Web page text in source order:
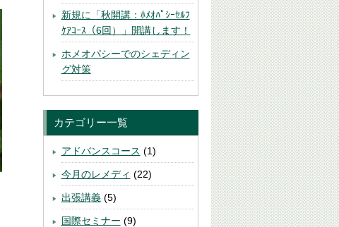
新規に「秋開講：ﾎﾒｵﾊﾟｼｰｾﾙﾌ
ｹｱｺｰｽ（6回）」開講します！
ホメオパシーでのシェディン
グ対策
カテゴリー一覧
アドバンスコース (1)
今月のレメディ (22)
出張講義(5)
国際セミナー (9)